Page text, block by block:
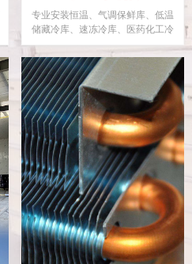
专业安装恒温、气调保鲜库、低温
储藏冷库、速冻冷库、医药化工冷
库、大型物流冷库等。